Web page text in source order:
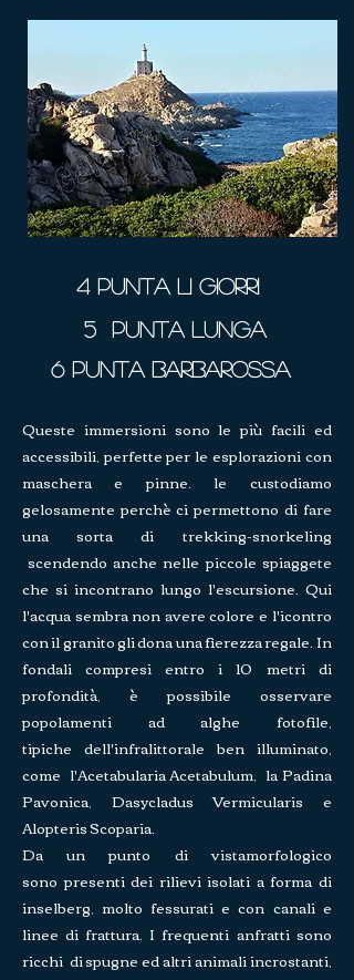
4 Punta li Giorri
5 Punta Lunga
6 PUNTA BARBAROSSA
Queste immersioni sono le più facili ed
accessibili, perfette per le esplorazioni con
maschera e pinne. le custodiamo
gelosamente perchè ci permettono di fare
una sorta di trekking-snorkeling
scendendo anche nelle piccole spiaggete
che si incontrano lungo l'escursione. Qui
l'acqua sembra non avere colore e l'icontro
con il granito gli dona una fierezza regale. In
fondali compresi entro i 10 metri di
profondità, è possibile osservare
popolamenti ad alghe fotofile,
tipiche dell'infralittorale ben illuminato,
come l'Acetabularia Acetabulum, la Padina
Pavonica, Dasycladus Vermicularis e
Alopteris Scoparia.
Da un punto di vistamorfologico
sonopresenti dei rilievi isolati a forma di
inselberg, molto fessurati e con canali e
linee di frattura. I frequenti anfratti sono
ricchi di spugne ed altri animaliincrostanti,